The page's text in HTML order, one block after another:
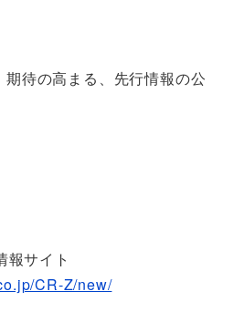
待の高まる、先行情報の公
報サイト
CR-Z/new/